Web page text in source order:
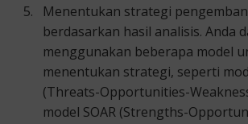
Menentukan strategi
berdasarkan hasil analisis. Anda
menggunakan beberapa model
menentukan strategi, seperti
(Threats-Opportunities-
model SOAR (Strengths-